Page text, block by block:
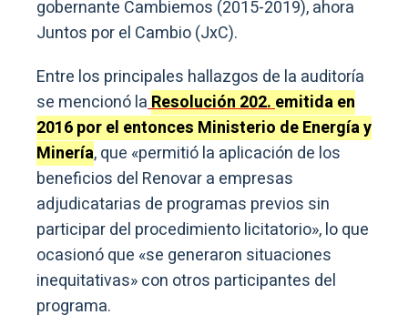
gobernante Cambiemos (2015-2019), ahora
Juntos por el Cambio (JxC).
Entre los principales hallazgos de la auditoría
se mencionó laResolución 202.emitida en
2016 por el entonces Ministerio de Energía y
Minería, que «permitió la aplicación de los
beneficios del Renovar a empresas
adjudicatarias de programas previos sin
participar del procedimiento licitatorio», lo que
ocasionó que «se generaron situaciones
inequitativas» con otros participantes del
programa.